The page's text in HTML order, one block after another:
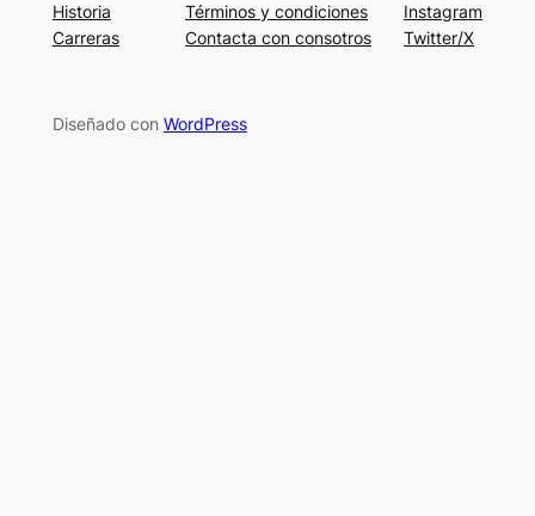
Historia
Carreras
Términos y condiciones
Contacta con consotros
Instagram
Twitter/X
Diseñado con WordPress